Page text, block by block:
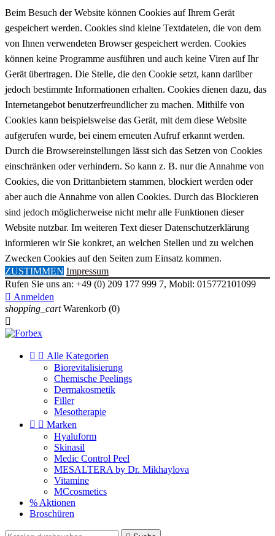
Beim Besuch der Website können Cookies auf Ihrem Gerät
gespeichert werden. Cookies sind kleine Textdateien, die von dem
von Ihnen verwendeten Browser gespeichert werden. Cookies
können keine Programme ausführen und auch keine Viren auf Ihr
Gerät übertragen. Die Stelle, die den Cookie setzt, kann darüber
jedoch bestimmte Informationen erhalten. Cookies dienen dazu, das
Internetangebot benutzerfreundlicher zu machen. Mithilfe von
Cookies kann beispielsweise das Gerät, mit dem diese Website
aufgerufen wurde, bei einem erneuten Aufruf erkannt werden.
Durch die Browsereinstellungen lässt sich das Setzen von Cookies
einschränken oder verhindern. So kann z. B. nur die Annahme von
Cookies, die von Drittanbietern stammen, blockiert werden oder
aber auch die Annahme von allen Cookies. Durch das Blockieren
sind jedoch möglicherweise nicht mehr alle Funktionen dieser
Website nutzbar. Im weiteren Text dieser Datenschutzerklärung
informieren wir Sie konkret, an welchen Stellen und zu welchen
Zwecken Cookies auf den Seiten zum Einsatz kommen.
ZUSTIMMEN Impressum
Rufen Sie uns an: +49 (0) 209 177 999 7, Mobil: 015772101099
 Anmelden
shopping_cart Warenkorb (0)

  Alle Kategorien
Biorevitalisierung
Chemische Peelings
Dermakosmetik
Filler
Mesotherapie
  Marken
Hyaluform
Skinasil
Medic Control Peel
MESALTERA by Dr. Mikhaylova
Vitamine
MCcosmetics
% Aktionen
Broschüren